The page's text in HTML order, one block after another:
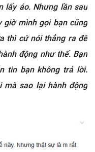
lấy áo. Nhưng lần sau
giờ mình gọi bạn cũng
thì cứ nói thẳng ra để
động như thế. Bạn
tin bạn không trả lời.
mà sao lại hành động